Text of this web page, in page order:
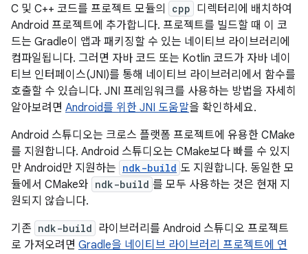
C 및 C++ 코드를 프로젝트 모듈의 cpp 디렉터리에 배치하여
Android 프로젝트에 추가합니다. 프로젝트를 빌드할 때 이 코
드는 Gradle이 앱과 패키징할 수 있는 네이티브 라이브러리에
컴파일됩니다. 그러면 자바 코드 또는 Kotlin 코드가 자바 네이
티브 인터페이스(JNI)를 통해 네이티브 라이브러리에서 함수를
호출할 수 있습니다. JNI 프레임워크를 사용하는 방법을 자세히
알아보려면 Android를 위한 JNI 도움말을 확인하세요.
Android 스튜디오는 크로스 플랫폼 프로젝트에 유용한 CMake
를 지원합니다. Android 스튜디오는 CMake보다 빠를 수 있지
만 Android만 지원하는 ndk-build 도 지원합니다. 동일한 모
듈에서 CMake와 ndk-build 를 모두 사용하는 것은 현재 지
원되지 않습니다.
기존 ndk-build 라이브러리를 Android 스튜디오 프로젝트
로 가져오려면 Gradle을 네이티브 라이브러리 프로젝트에 연